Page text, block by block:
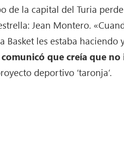
de la capital del Turia
Jean Montero.
Basket les estaba
que creía que
deportivo ‘taronja’.